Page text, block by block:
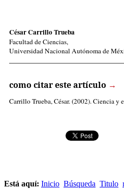
César Carrillo Trueba
Facultad de Ciencias,
Universidad Nacional Autónoma de
como citar este artículo →
Carrillo Trueba, César. (2002). Ciencia y
Está aquí: Inicio Búsqueda Titulo